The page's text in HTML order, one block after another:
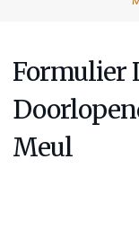
Formulier
Meul